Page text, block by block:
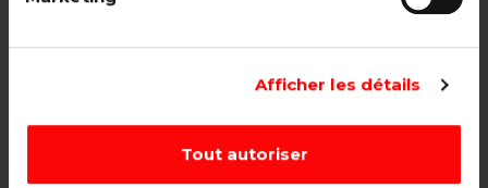
Afficher les détails
Tout autoriser
Adhésion étudiant, pensionné, en